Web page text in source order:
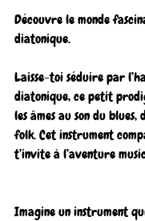
Découvre le monde
diatonique.
Laisse-toi séduire par
diatonique, ce petit
les âmes au son du
folk. Cet instrument
t’invite à l’aventure
Imagine un instrument